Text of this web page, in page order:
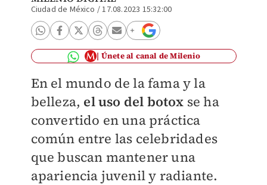
Ciudad de México /17.08.2023 15:32:00
Únete al canal de Milenio
En el mundo de la fama y la
belleza, el uso del botox se ha
convertido en una práctica
común entre las celebridades
que buscan mantener una
apariencia juvenil y radiante.